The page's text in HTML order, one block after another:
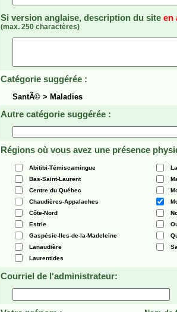
Si version anglaise, description du site en
(max. 250 charactères)
Catégorie suggérée :
SantÃ© > Maladies
Autre catégorie suggérée :
Régions où vous avez une présence
Abitibi-Témiscamingue
Bas-Saint-Laurent
Centre du Québec
Chaudières-Appalaches
Côte-Nord
Estrie
Gaspésie-Iles-de-la-Madeleine
Lanaudière
Laurentides
Courriel de l'administrateur: